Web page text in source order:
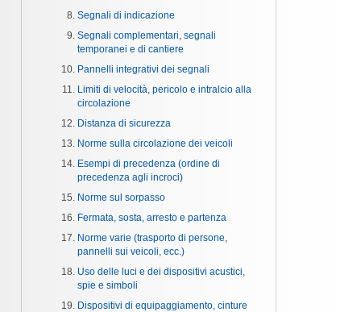
Segnali di indicazione
Segnali complementari, segnali
temporanei e di cantiere
Pannelli integrativi dei segnali
Limiti di velocità, pericolo e intralcio alla
circolazione
Distanza di sicurezza
Norme sulla circolazione dei veicoli
Esempi di precedenza (ordine di
precedenza agli incroci)
Norme sul sorpasso
Fermata, sosta, arresto e partenza
Norme varie (trasporto di persone,
pannelli sui veicoli, ecc.)
Uso delle luci e dei dispositivi acustici,
spie e simboli
Dispositivi di equipaggiamento, cinture